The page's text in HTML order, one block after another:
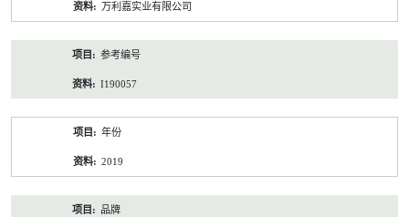
万利嘉实业有限公司
参考编号
I190057
年份
2019
品牌